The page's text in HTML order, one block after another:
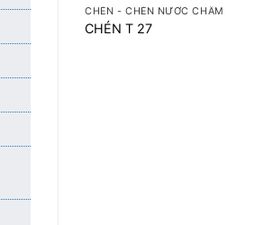
CHÉN - CHÉN NƯỚC CHẤM
CHÉN T 27